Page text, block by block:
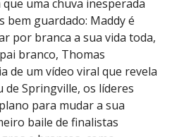
uma chuva inesperada
bem guardado: Maddy é
por branca a sua vida toda,
branco, Thomas
de um vídeo viral que revela
de Springville, os líderes
para mudar a sua
baile de finalistas